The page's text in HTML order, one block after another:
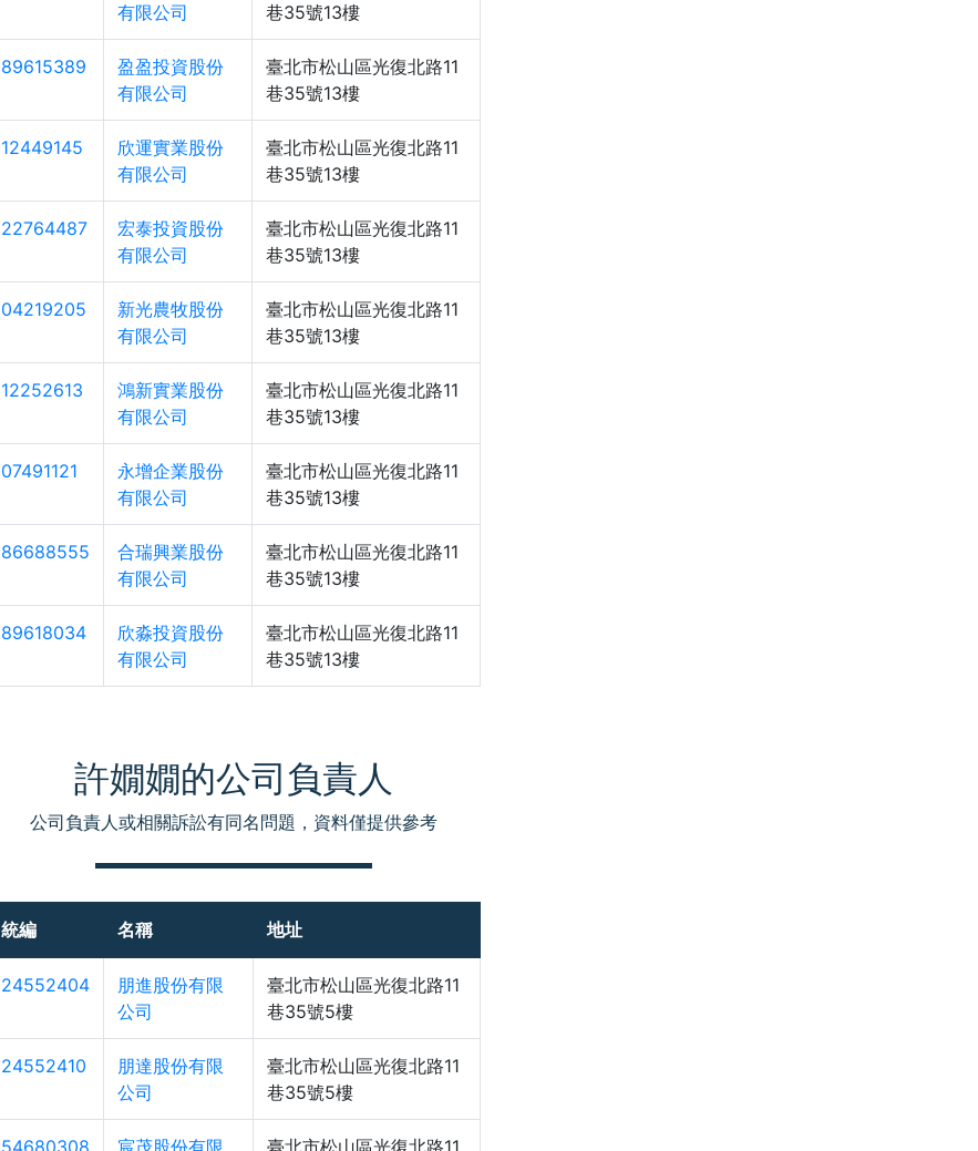
有限公司
巷35號13樓
89615389
盈盈投資股份
有限公司
臺北市松山區光復北路11
巷35號13樓
12449145
欣運實業股份
有限公司
臺北市松山區光復北路11
巷35號13樓
22764487
宏泰投資股份
有限公司
臺北市松山區光復北路11
巷35號13樓
04219205
新光農牧股份
有限公司
臺北市松山區光復北路11
巷35號13樓
12252613
鴻新實業股份
有限公司
臺北市松山區光復北路11
巷35號13樓
07491121
永增企業股份
有限公司
臺北市松山區光復北路11
巷35號13樓
86688555
合瑞興業股份
有限公司
臺北市松山區光復北路11
巷35號13樓
89618034
欣淼投資股份
有限公司
臺北市松山區光復北路11
巷35號13樓
許嫺嫺的公司負責人
公司負責人或相關訴訟有同名問題，資料僅提供參考
統編 名稱 地址
24552404
朋進股份有限
公司
臺北市松山區光復北路11
巷35號5樓
24552410
朋達股份有限
公司
臺北市松山區光復北路11
巷35號5樓
54680308
宸茂股份有限
臺北市松山區光復北路11